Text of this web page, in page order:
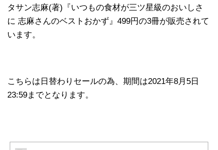
タサン志麻(著)『いつもの食材が三ツ星級のおいしさ
に 志麻さんのベストおかず』499円の3冊が販売されて
います。
こちらは日替わりセールの為、期間は2021年8月5日
23:59までとなります。